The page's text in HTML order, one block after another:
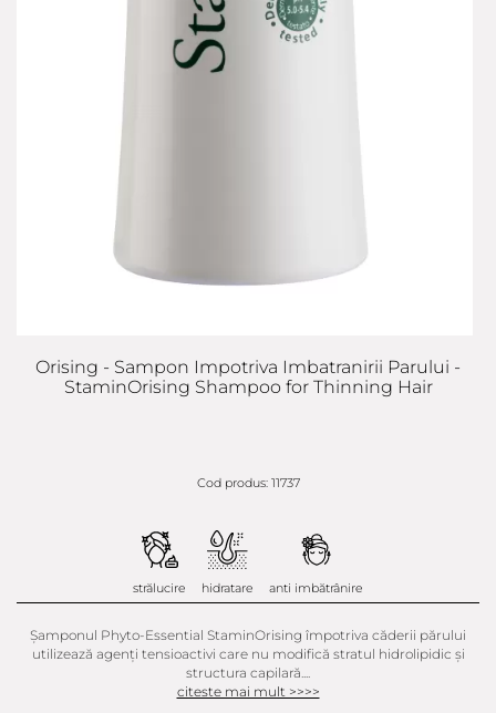
Orising - Sampon Impotriva Imbatranirii Parului -
StaminOrising Shampoo for Thinning Hair
Cod produs: 11737
strălucire hidratare anti imbătrânire
Șamponul Phyto-Essential StaminOrising împotriva căderii părului
utilizează agenți tensioactivi care nu modifică stratul hidrolipidic și
structura capilară....
citeste mai mult >>>>